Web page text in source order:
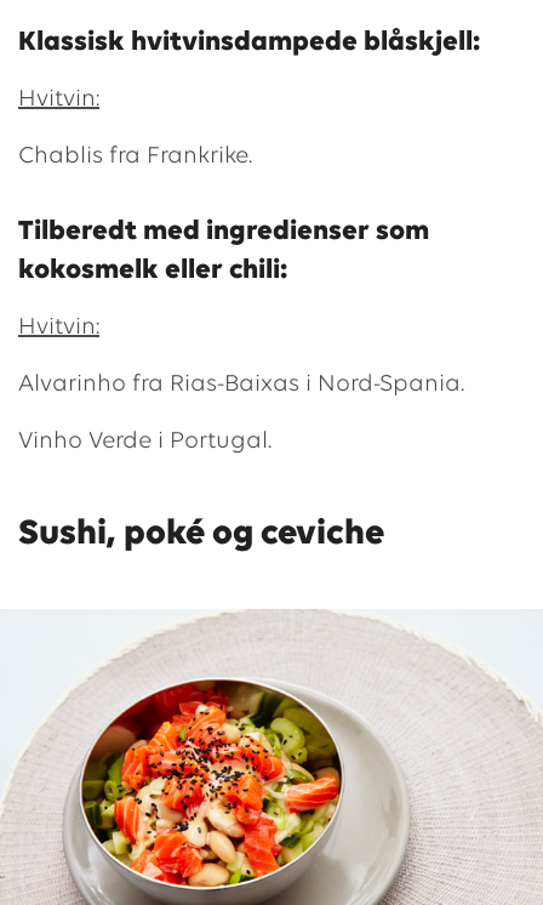
Klassisk hvitvinsdampede blåskjell:
Hvitvin:
Chablis fra Frankrike.
Tilberedt med ingredienser som
kokosmelk eller chili:
Hvitvin:
Alvarinho fra Rias-Baixas i Nord-Spania.
Vinho Verde i Portugal.
Sushi, poké og ceviche